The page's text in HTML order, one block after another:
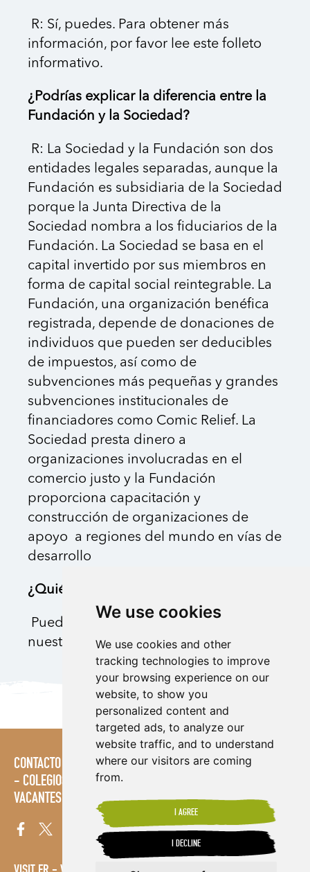
We use cookies
We use cookies and other
tracking technologies to improve
your browsing experience on our
website, to show you
personalized content and
targeted ads, to analyze our
website traffic, and to understand
where our visitors are coming
from.
I AGREE
I DECLINE
R: Sí, puedes. Para obtener más
información, por favor lee este folleto
informativo.
¿Podrías explicar la diferencia entre la
Fundación y la Sociedad?
R: La Sociedad y la Fundación son dos
entidades legales separadas, aunque la
Fundación es subsidiaria de la Sociedad
porque la Junta Directiva de la
Sociedad nombra a los fiduciarios de la
Fundación. La Sociedad se basa en el
capital invertido por sus miembros en
forma de capital social reintegrable. La
Fundación, una organización benéfica
registrada, depende de donaciones de
individuos que pueden ser deducibles
de impuestos, así como de
subvenciones más pequeñas y grandes
subvenciones institucionales de
financiadores como Comic Relief. La
Sociedad presta dinero a
organizaciones involucradas en el
comercio justo y la Fundación
proporciona capacitación y
construcción de organizaciones de
apoyo a regiones del mundo en vías de
desarrollo
¿Quiénes son nuestros socios?
Puedes leer sobre nuestros socios en
nuestro Informe de Impacto aquí.
CONTACTO POLÍTICAS ÁREA DE PRENSA
PUBLICACIONES
COLEGIOS
MAPA DEL SITIO
VACANTES